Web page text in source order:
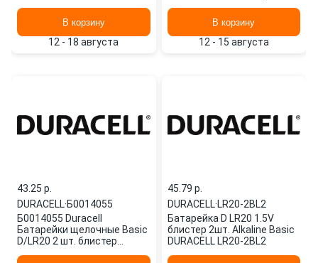
В корзину
12 - 18 августа
В корзину
12 - 15 августа
43.25 p.
DURACELL·Б0014055
Б0014055 Duracell
Батарейки щелочные Basic
D/LR20 2 шт. блистер
45.79 p.
DURACELL·LR20-2BL2
Батарейка D LR20 1.5V
блистер 2шт. Alkaline Basic
DURACELL LR20-2BL2